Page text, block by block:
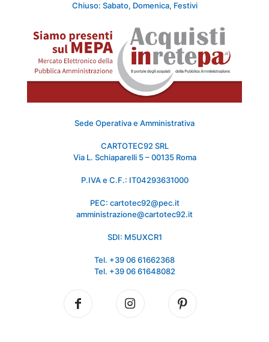
Chiuso: Sabato, Domenica, Festivi
Sede Operativa e Amministrativa
CARTOTEC92 SRL
Via L. Schiaparelli 5 – 00135 Roma
P.IVA e C.F.: IT04293631000
PEC: cartotec92@pec.it
amministrazione@cartotec92.it
SDI: M5UXCR1
Tel. +39 06 61662368
Tel. +39 06 61648082